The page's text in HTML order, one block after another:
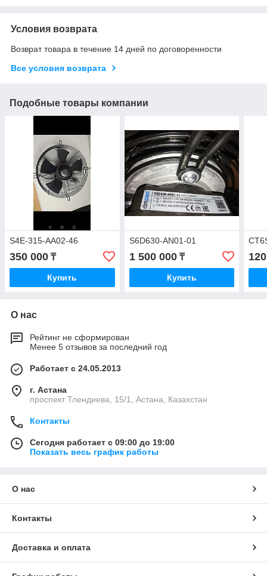
Условия возврата
Возврат товара в течение 14 дней по договоренности
Все условия возврата
Подобные товары компании
S4E-315-AA02-46
350 000 ₸
Купить
S6D630-AN01-01
1 500 000₸
Купить
О нас
Рейтинг не сформирован
Менее 5 отзывов за последний год
Работает с 24.05.2013
г. Астана
проспект Тлендиева, 15/1, Астана, Казахстан
Контакты
Сегодня работает с 09:00 до 19:00
Показать весь график работы
О нас
Контакты
Доставка и оплата